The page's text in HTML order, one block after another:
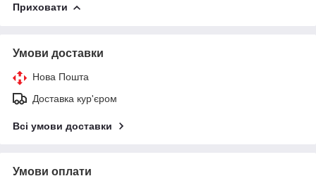
Приховати
Умови доставки
Нова Пошта
Доставка кур'єром
Всі умови доставки
Умови оплати